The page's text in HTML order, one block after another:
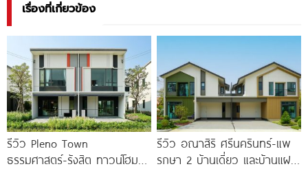
เรื่องที่เกี่ยวข้อง
รีวิว Pleno Town
ธรรมศาสตร์-รังสิต ทาวน์โฮม
รีวิว อณาสิริ ศรีนครินทร์-แพ
รกษา 2 บ้านเดี่ยว และบ้านแฝด